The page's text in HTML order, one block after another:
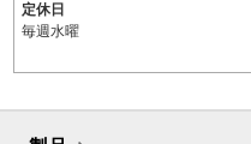
定休日
毎週水曜